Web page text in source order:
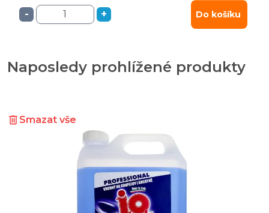
- + Do košíku
Naposledy prohlížené produkty
Smazat vše